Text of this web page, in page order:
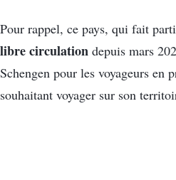
Pour rappel, ce pays, qui fait
libre circulation depuis mars
Schengen pour les voyageurs en
souhaitant voyager sur son